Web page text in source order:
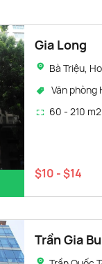
Gia Long
Bà Triệu,
Văn phòng
60 - 210 m2
$10 - $14
Trần Gia